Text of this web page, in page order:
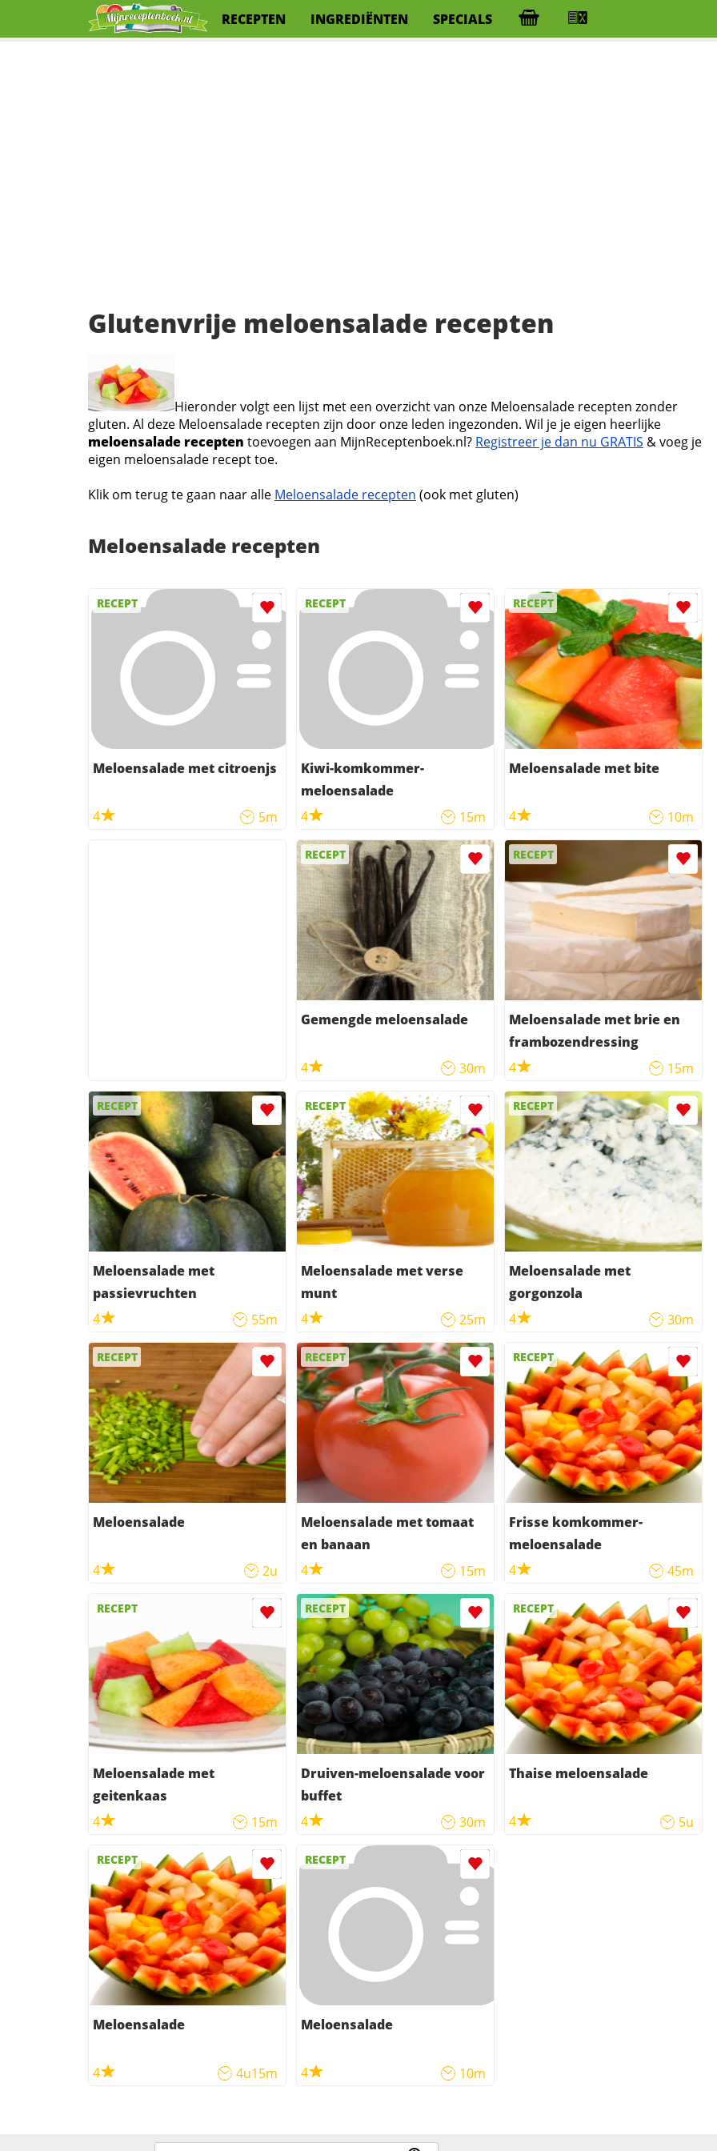
RECEPTEN INGREDIËNTEN SPECIALS
Glutenvrije meloensalade recepten
Hieronder volgt een lijst met een overzicht van onze Meloensalade recepten zonder
gluten. Al deze Meloensalade recepten zijn door onze leden ingezonden. Wil je je eigen heerlijke
meloensalade recepten toevoegen aan MijnReceptenboek.nl? Registreer je dan nu GRATIS & voeg je
eigen meloensalade recept toe.
Klik om terug te gaan naar alle Meloensalade recepten (ook met gluten)
Meloensalade recepten
RECEPT
Meloensalade met citroenjs
4 5m
RECEPT
Kiwi-komkommer-
meloensalade
4
15m
RECEPT
Meloensalade met bite
4 10m
RECEPT
Gemengde meloensalade
4 30m
RECEPT
Meloensalade met brie en
frambozendressing
4
15m
RECEPT
Meloensalade met
passievruchten
4
55m
RECEPT
Meloensalade met verse
munt
4
25m
RECEPT
Meloensalade met
gorgonzola
4
30m
RECEPT
Meloensalade
4 2u
RECEPT
Meloensalade met tomaat
en banaan
4
15m
RECEPT
Frisse komkommer-
meloensalade
4
45m
RECEPT
Meloensalade met
geitenkaas
4
15m
RECEPT
Druiven-meloensalade voor
buffet
4
30m
RECEPT
Thaise meloensalade
4 5u
RECEPT
Meloensalade
4 4u15m
RECEPT
Meloensalade
4 10m